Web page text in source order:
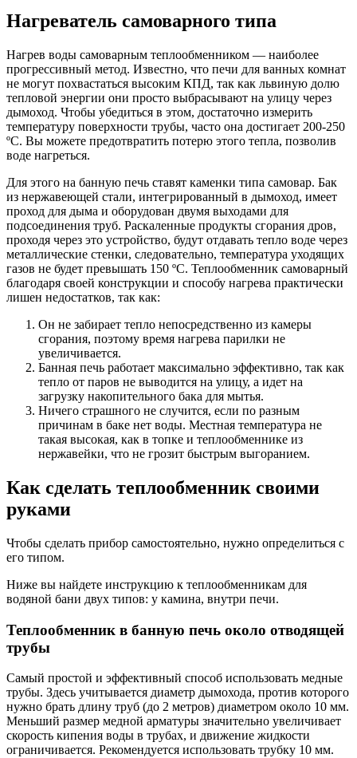
Нагреватель самоварного типа
Нагрев воды самоварным теплообменником — наиболее
прогрессивный метод. Известно, что печи для ванных комнат
не могут похвастаться высоким КПД, так как львиную долю
тепловой энергии они просто выбрасывают на улицу через
дымоход. Чтобы убедиться в этом, достаточно измерить
температуру поверхности трубы, часто она достигает 200-250
ºС. Вы можете предотвратить потерю этого тепла, позволив
воде нагреться.
Для этого на банную печь ставят каменки типа самовар. Бак
из нержавеющей стали, интегрированный в дымоход, имеет
проход для дыма и оборудован двумя выходами для
подсоединения труб. Раскаленные продукты сгорания дров,
проходя через это устройство, будут отдавать тепло воде через
металлические стенки, следовательно, температура уходящих
газов не будет превышать 150 ºС. Теплообменник самоварный
благодаря своей конструкции и способу нагрева практически
лишен недостатков, так как:
Он не забирает тепло непосредственно из камеры
сгорания, поэтому время нагрева парилки не
увеличивается.
Банная печь работает максимально эффективно, так как
тепло от паров не выводится на улицу, а идет на
загрузку накопительного бака для мытья.
Ничего страшного не случится, если по разным
причинам в баке нет воды. Местная температура не
такая высокая, как в топке и теплообменнике из
нержавейки, что не грозит быстрым выгоранием.
Как сделать теплообменник своими
руками
Чтобы сделать прибор самостоятельно, нужно определиться с
его типом.
Ниже вы найдете инструкцию к теплообменникам для
водяной бани двух типов: у камина, внутри печи.
Теплообменник в банную печь около отводящей
трубы
Самый простой и эффективный способ использовать медные
трубы. Здесь учитывается диаметр дымохода, против которого
нужно брать длину труб (до 2 метров) диаметром около 10 мм.
Меньший размер медной арматуры значительно увеличивает
скорость кипения воды в трубах, и движение жидкости
ограничивается. Рекомендуется использовать трубку 10 мм.